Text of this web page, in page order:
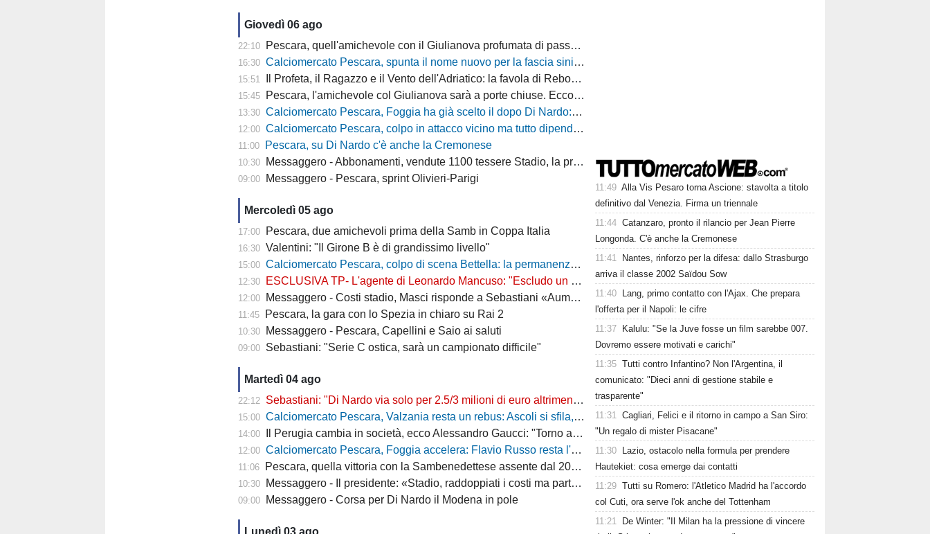
Giovedì 06 ago
22:10 Pescara, quell'amichevole con il Giulianova profumata di passato
16:30 Calciomercato Pescara, spunta il nome nuovo per la fascia sinistra
15:51 Il Profeta, il Ragazzo e il Vento dell'Adriatico: la favola di Rebo-Gol
15:45 Pescara, l'amichevole col Giulianova sarà a porte chiuse. Ecco anche il nuovo orario
13:30 Calciomercato Pescara, Foggia ha già scelto il dopo Di Nardo: c'è un nome in cima alla lista
12:00 Calciomercato Pescara, colpo in attacco vicino ma tutto dipende da Di Nardo: il Frosinone si chiama fuori?
11:00 Pescara, su Di Nardo c'è anche la Cremonese
10:30 Messaggero - Abbonamenti, vendute 1100 tessere Stadio, la protesta dei tifosi disabili
09:00 Messaggero - Pescara, sprint Olivieri-Parigi
Mercoledì 05 ago
17:00 Pescara, due amichevoli prima della Samb in Coppa Italia
16:30 Valentini: "Il Girone B è di grandissimo livello"
15:00 Calciomercato Pescara, colpo di scena Bettella: la permanenza non è più un'ipotesi, ecco cosa sta succedendo
12:30 ESCLUSIVA TP- L'agente di Leonardo Mancuso: "Escludo un suo ritorno a Pescara, vuole rimanere in B"
12:00 Messaggero - Costi stadio, Masci risponde a Sebastiani «Aumenti per ridurre il peso sui cittadini»
11:45 Pescara, la gara con lo Spezia in chiaro su Rai 2
10:30 Messaggero - Pescara, Capellini e Saio ai saluti
09:00 Sebastiani: "Serie C ostica, sarà un campionato difficile"
Martedì 04 ago
22:12 Sebastiani: "Di Nardo via solo per 2.5/3 milioni di euro altrimenti resta a Pescara"
15:00 Calciomercato Pescara, Valzania resta un rebus: Ascoli si sfila, il Catanzaro osserva
14:00 Il Perugia cambia in società, ecco Alessandro Gaucci: "Torno a casa, ecco chi è il nuovo allenatore"
12:00 Calciomercato Pescara, Foggia accelera: Flavio Russo resta l'obiettivo, ma cresce la concorrenza
11:06 Pescara, quella vittoria con la Sambenedettese assente dal 2007-08
10:30 Messaggero - Il presidente: «Stadio, raddoppiati i costi ma parte della tribuna ancora chiusa»
09:00 Messaggero - Corsa per Di Nardo il Modena in pole
11:49 Alla Vis Pesaro torna Ascione: stavolta a titolo
definitivo dal Venezia. Firma un triennale
11:44 Catanzaro, pronto il rilancio per Jean Pierre
Longonda. C'è anche la Cremonese
11:41
Nantes, rinforzo per la difesa: dallo Strasburgo
arriva il classe 2002 Saïdou Sow
11:40
Lang, primo contatto con l'Ajax. Che prepara
l'offerta per il Napoli: le cifre
11:37
Kalulu: "Se la Juve fosse un film sarebbe 007.
Dovremo essere motivati e carichi"
11:35 Tutti contro Infantino? Non l'Argentina, il
comunicato: "Dieci anni di gestione stabile e
trasparente"
11:31 Cagliari, Felici e il ritorno in campo a San Siro:
"Un regalo di mister Pisacane"
11:30
Lazio, ostacolo nella formula per prendere
Hautekiet: cosa emerge dai contatti
11:29 Tutti su Romero: l'Atletico Madrid ha l'accordo
col Cuti, ora serve l'ok anche del Tottenham
11:21
De Winter: "Il Milan ha la pressione di vincere